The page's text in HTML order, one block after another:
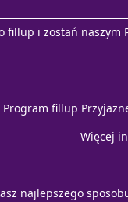
fillup i zostań naszym
Program fillup
Więcej
najlepszego